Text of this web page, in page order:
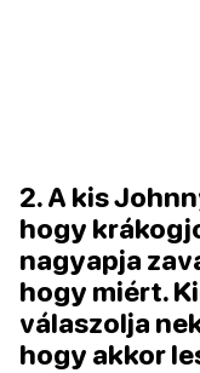
2. A kis
hogy
nagyapja
hogy miért.
válaszolja
hogy akkor